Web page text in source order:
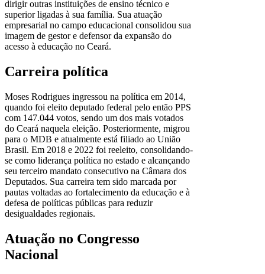
dirigir outras instituições de ensino técnico e
superior ligadas à sua família. Sua atuação
empresarial no campo educacional consolidou sua
imagem de gestor e defensor da expansão do
acesso à educação no Ceará.
Carreira política
Moses Rodrigues ingressou na política em 2014,
quando foi eleito deputado federal pelo então PPS
com 147.044 votos, sendo um dos mais votados
do Ceará naquela eleição. Posteriormente, migrou
para o MDB e atualmente está filiado ao União
Brasil. Em 2018 e 2022 foi reeleito, consolidando-
se como liderança política no estado e alcançando
seu terceiro mandato consecutivo na Câmara dos
Deputados. Sua carreira tem sido marcada por
pautas voltadas ao fortalecimento da educação e à
defesa de políticas públicas para reduzir
desigualdades regionais.
Atuação no Congresso
Nacional